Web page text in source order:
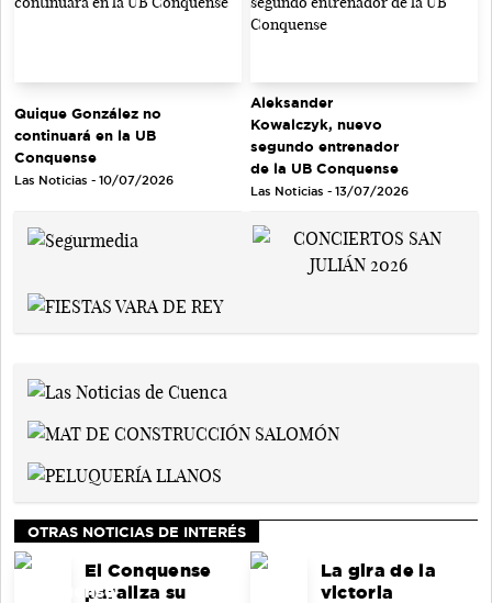
Quique González no
continuará en la UB
Conquense
Las Noticias - 10/07/2026
Aleksander
Kowalczyk, nuevo
segundo entrenador
de la UB Conquense
Las Noticias - 13/07/2026
OTRAS NOTICIAS DE INTERÉS
El Conquense
paraliza su
La gira de la
victoria